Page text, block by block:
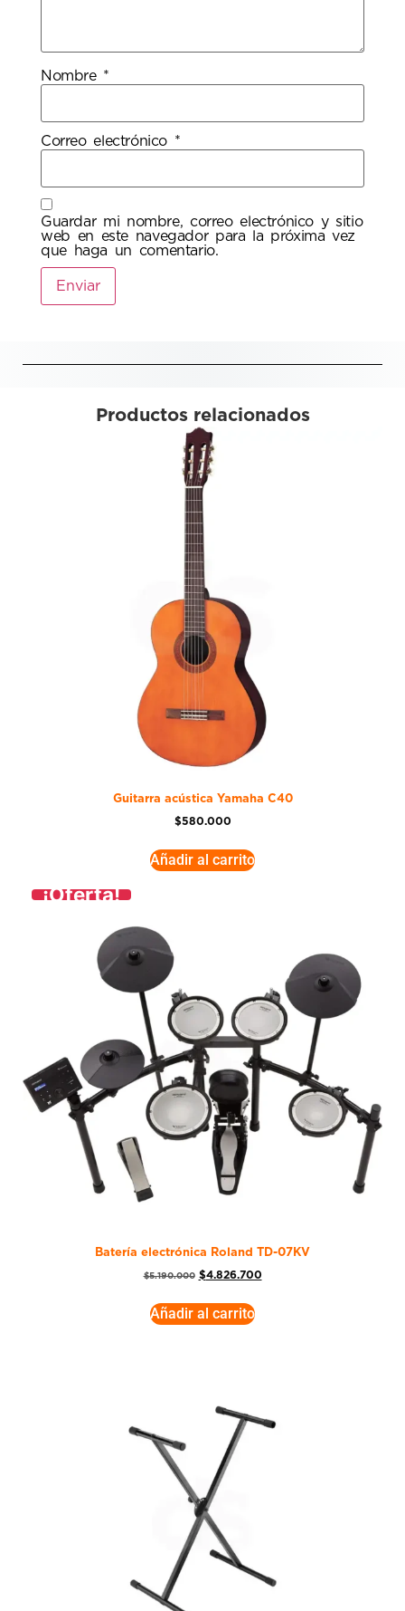
Nombre *
Correo electrónico *
Guardar mi nombre, correo electrónico y sitio
web en este navegador para la próxima vez
que haga un comentario.
Productos relacionados
Guitarra acústica Yamaha C40
$580.000
Añadir al carrito
¡Oferta!
Batería electrónica Roland TD-07KV
$5.190.000 $4.826.700
Añadir al carrito